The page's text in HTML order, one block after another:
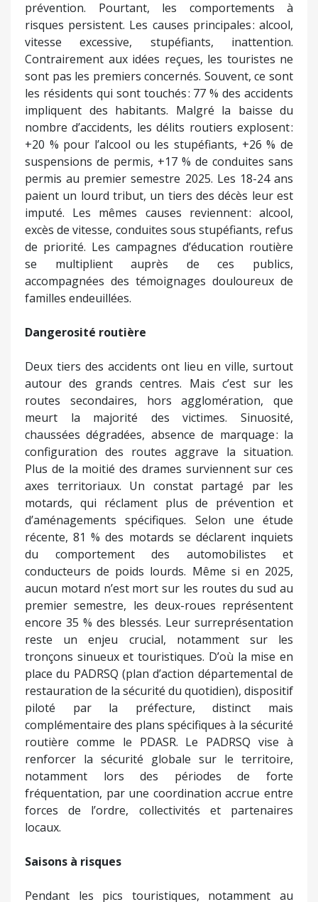
prévention. Pourtant, les comportements à
risques persistent. Les causes principales : alcool,
vitesse excessive, stupéfiants, inattention.
Contrairement aux idées reçues, les touristes ne
sont pas les premiers concernés. Souvent, ce sont
les résidents qui sont touchés : 77 % des accidents
impliquent des habitants. Malgré la baisse du
nombre d’accidents, les délits routiers explosent :
+20 % pour l’alcool ou les stupéfiants, +26 % de
suspensions de permis, +17 % de conduites sans
permis au premier semestre 2025. Les 18-24 ans
paient un lourd tribut, un tiers des décès leur est
imputé. Les mêmes causes reviennent : alcool,
excès de vitesse, conduites sous stupéfiants, refus
de priorité. Les campagnes d’éducation routière
se multiplient auprès de ces publics,
accompagnées des témoignages douloureux de
familles endeuillées.
Dangerosité routière
Deux tiers des accidents ont lieu en ville, surtout
autour des grands centres. Mais c’est sur les
routes secondaires, hors agglomération, que
meurt la majorité des victimes. Sinuosité,
chaussées dégradées, absence de marquage : la
configuration des routes aggrave la situation.
Plus de la moitié des drames surviennent sur ces
axes territoriaux. Un constat partagé par les
motards, qui réclament plus de prévention et
d’aménagements spécifiques. Selon une étude
récente, 81 % des motards se déclarent inquiets
du comportement des automobilistes et
conducteurs de poids lourds. Même si en 2025,
aucun motard n’est mort sur les routes du sud au
premier semestre, les deux-roues représentent
encore 35 % des blessés. Leur surreprésentation
reste un enjeu crucial, notamment sur les
tronçons sinueux et touristiques. D’où la mise en
place du PADRSQ (plan d’action départemental de
restauration de la sécurité du quotidien), dispositif
piloté par la préfecture, distinct mais
complémentaire des plans spécifiques à la sécurité
routière comme le PDASR. Le PADRSQ vise à
renforcer la sécurité globale sur le territoire,
notamment lors des périodes de forte
fréquentation, par une coordination accrue entre
forces de l’ordre, collectivités et partenaires
locaux.
Saisons à risques
Pendant les pics touristiques, notamment au